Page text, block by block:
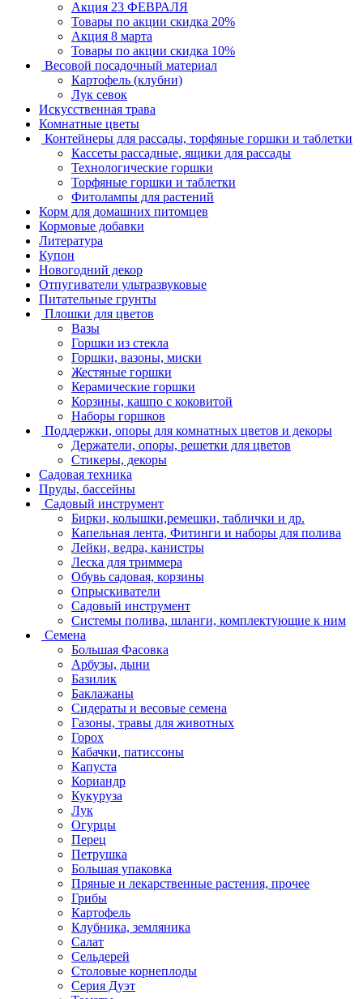
Акция 23 ФЕВРАЛЯ
Товары по акции скидка 20%
Акция 8 марта
Товары по акции скидка 10%
Весовой посадочный материал
Картофель (клубни)
Лук севок
Искусственная трава
Комнатные цветы
Контейнеры для рассады, торфяные горшки и таблетки
Кассеты рассадные, ящики для рассады
Технологические горшки
Торфяные горшки и таблетки
Фитолампы для растений
Корм для домашних питомцев
Кормовые добавки
Литература
Купон
Новогодний декор
Отпугиватели ультразвуковые
Питательные грунты
Плошки для цветов
Вазы
Горшки из стекла
Горшки, вазоны, миски
Жестяные горшки
Керамические горшки
Корзины, кашпо с коковитой
Наборы горшков
Поддержки, опоры для комнатных цветов и декоры
Держатели, опоры, решетки для цветов
Стикеры, декоры
Садовая техника
Пруды, бассейны
Садовый инструмент
Бирки, колышки,ремешки, таблички и др.
Капельная лента, Фитинги и наборы для полива
Лейки, ведра, канистры
Леска для триммера
Обувь садовая, корзины
Опрыскиватели
Садовый инструмент
Системы полива, шланги, комплектующие к ним
Семена
Большая Фасовка
Арбузы, дыни
Базилик
Баклажаны
Сидераты и весовые семена
Газоны, травы для животных
Горох
Кабачки, патиссоны
Капуста
Кориандр
Кукуруза
Лук
Огурцы
Перец
Петрушка
Большая упаковка
Пряные и лекарственные растения, прочее
Грибы
Картофель
Клубника, земляника
Салат
Сельдерей
Столовые корнеплоды
Серия Дуэт